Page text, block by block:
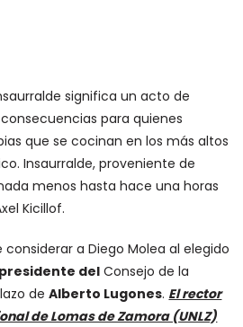
significa un acto de
para quienes
que se cocinan en los más altos
Insaurralde, proveniente de
menos hasta hace una horas
Kicillof.
a Diego Molea al elegido
presidente del Consejo de la
deAlberto Lugones. El rector
de Lomas de Zamora (UNLZ)